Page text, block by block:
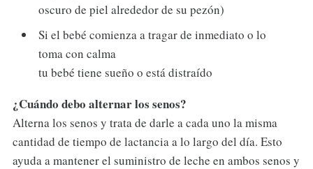
oscuro de piel alrededor de su pezón)
Si el bebé comienza a tragar de inmediato o lo
toma con calma
tu bebé tiene sueño o está distraído
¿Cuándo debo alternar los senos?
Alterna los senos y trata de darle a cada uno la misma
cantidad de tiempo de lactancia a lo largo del día. Esto
ayuda a mantener el suministro de leche en ambos senos y